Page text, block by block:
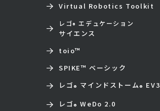
Virtual Robotics Toolkit
レゴ® エデュケーション
サイエンス
toio™
SPIKE™ ベーシック
レゴ® マインドストーム® EV3
レゴ® WeDo 2.0